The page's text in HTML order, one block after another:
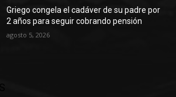
Griego congela el cadáver de su padre por
2 años para seguir cobrando pensión
agosto 5, 2026